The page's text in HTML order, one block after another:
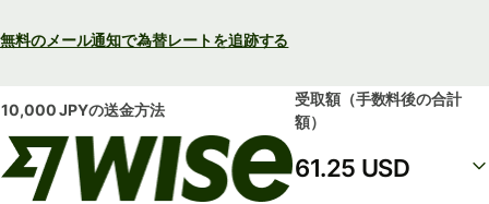
無料のメール通知で為替レートを追跡する
10,000 JPYの送金方法
受取額（手数料後の合計
額）
61.25 USD